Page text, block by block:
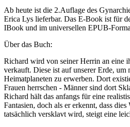
Ab heute ist die 2.Auflage des
Erica Lys lieferbar. Das E-Book ist für
IBook und im universellen EPUB-
Über das Buch:
Richard wird von seiner Herrin an eine
verkauft. Diese ist auf unserer Erde,
Heimatplaneten zu erwerben. Dort
Frauen herrschen - Männer sind dort
Richard hält das anfangs für eine
Fantasien, doch als er erkennt, dass
tatsächlich versklavt wird, steigt eine